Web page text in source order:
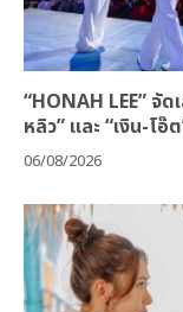
“HONAH LEE” จั
หลิว” และ “เงิน-โ
06/08/2026